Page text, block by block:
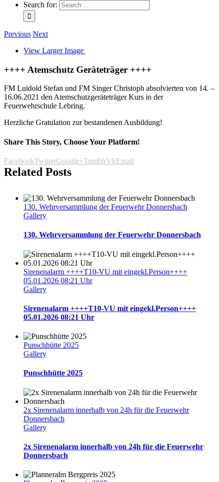
Search for:
Previous Next
View Larger Image
++++ Atemschutz Geräteträger ++++
FM Luidold Stefan und FM Singer Christoph absolvierten von 14. –
16.06.2021 den Atemschutzgeräteträger Kurs in der
Feuerwehrschule Lebring.
Herzliche Gratulation zur bestandenen Ausbildung!
Share This Story, Choose Your Platform!
FacebookTwitterGoogle+TumblrVkEmail
Related Posts
130. Wehrversammlung der Feuerwehr Donnersbach
Gallery
130. Wehrversammlung der Feuerwehr Donnersbach
Sirenenalarm ++++T10-VU mit eingekl.Person++++
05.01.2026 08:21 Uhr
Gallery
Sirenenalarm ++++T10-VU mit eingekl.Person++++
05.01.2026 08:21 Uhr
Punschhütte 2025
Gallery
Punschhütte 2025
2x Sirenenalarm innerhalb von 24h für die Feuerwehr
Donnersbach
Gallery
2x Sirenenalarm innerhalb von 24h für die Feuerwehr
Donnersbach